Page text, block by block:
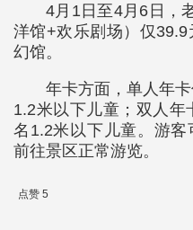
4月1日至4月6日，
洋馆+欢乐剧场）仅
幻馆。
年卡方面，单人年
1.2米以下儿童；双人年
名1.2米以下儿童。游客
前往景区正常游览。
点赞 5